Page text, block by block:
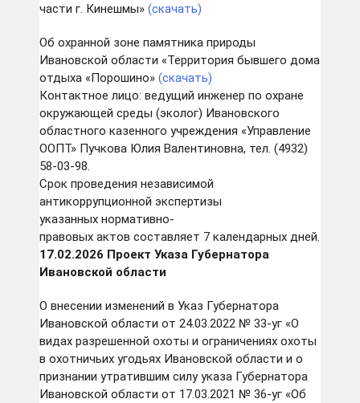
части г. Кинешмы» (скачать)
Об охранной зоне памятника природы
Ивановской области «Территория бывшего дома
отдыха «Порошино» (скачать)
Контактное лицо: ведущий инженер по охране
окружающей среды (эколог) Ивановского
областного казенного учреждения «Управление
ООПТ» Пучкова Юлия Валентиновна, тел. (4932)
58-03-98.
Срок проведения независимой
антикоррупционной экспертизы
указанных нормативно-
правовых актов составляет 7 календарных дней.
17.02.2026 Проект Указа Губернатора
Ивановской области
О внесении изменений в Указ Губернатора
Ивановской области от 24.03.2022 № 33-уг «О
видах разрешенной охоты и ограничениях охоты
в охотничьих угодьях Ивановской области и о
признании утратившим силу указа Губернатора
Ивановской области от 17.03.2021 № 36-уг «Об